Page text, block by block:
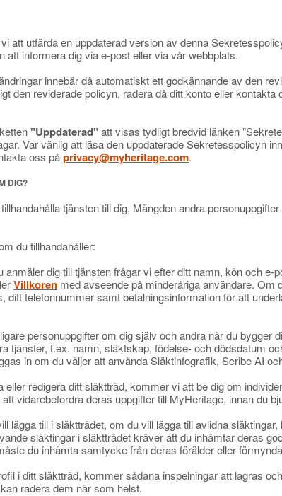
att utfärda en uppdaterad version av denna
informera dig via e-post eller via vår webbplats.
innebär då automatiskt ett godkännande av den
den reviderade policyn, radera då ditt konto eller kontakta
"Uppdaterad"att visas tydligt bredvid länken
Var vänlig att läsa den uppdaterade Sekretesspolicyn
oss påprivacy@myheritage.com.
DIG?
tjänsten till dig. Mängden andra
du tillhandahåller:
anmäler dig till tjänsten frågar vi efter ditt namn, kön och e-
Villkoren med avseende på minderåriga användare. Om
telefonnummer samt betalningsinformation för att
personuppgifter om dig själv och andra när du bygger
tjänster, t.ex. namn, släktskap, födelse- och dödsdatum
in om du väljer att använda Släktinfografik, Scribe AI
redigera ditt släktträd, kommer vi att be dig om
vidarebefordra deras uppgifter till MyHeritage, innan du
till i släktträdet, om du vill lägga till avlidna
släktingar i släktträdet kräver att du inhämtar deras
du inhämta samtycke från deras förälder eller
i ditt släktträd, kommer sådana inspelningar att lagras
radera dem när som helst.